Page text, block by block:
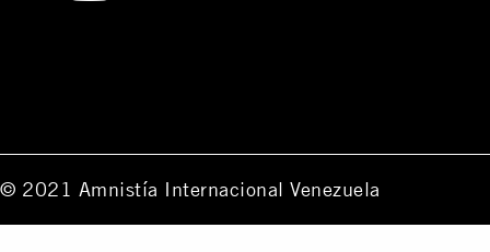
© 2021 Amnistía Internacional Venezuela